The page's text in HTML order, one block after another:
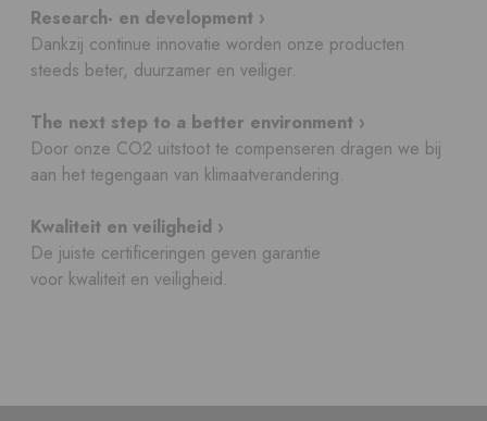
Research- en development ›
Dankzij continue innovatie worden onze producten
steeds beter, duurzamer en veiliger.
The next step to a better environment ›
Door onze CO2 uitstoot te compenseren dragen we bij
aan het tegengaan van klimaatverandering.
Kwaliteit en veiligheid ›
De juiste certificeringen geven garantie
voor kwaliteit en veiligheid.